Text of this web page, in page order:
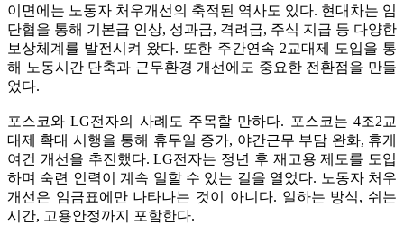
이면에는 노동자 처우개선의 축적된 역사도 있다. 현대차는 임
단협을 통해 기본급 인상, 성과금, 격려금, 주식 지급 등 다양한
보상체계를 발전시켜 왔다. 또한 주간연속 2교대제 도입을 통
해 노동시간 단축과 근무환경 개선에도 중요한 전환점을 만들
었다.
포스코와 LG전자의 사례도 주목할 만하다. 포스코는 4조2교
대제 확대 시행을 통해 휴무일 증가, 야간근무 부담 완화, 휴게
여건 개선을 추진했다. LG전자는 정년 후 재고용 제도를 도입
하며 숙련 인력이 계속 일할 수 있는 길을 열었다. 노동자 처우
개선은 임금표에만 나타나는 것이 아니다. 일하는 방식, 쉬는
시간, 고용안정까지 포함한다.